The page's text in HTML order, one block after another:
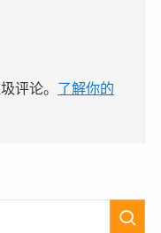
评论。 了解你的